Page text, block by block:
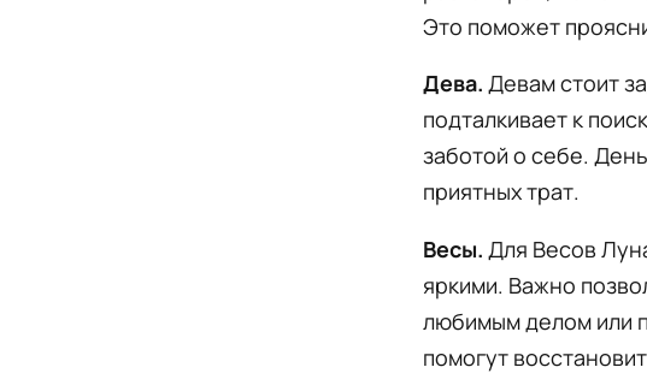
Это поможет
Дева. Девам стоит
подталкивает к
заботой о себе.
приятных трат.
Весы. Для Весов
яркими. Важно
любимым делом или
помогут